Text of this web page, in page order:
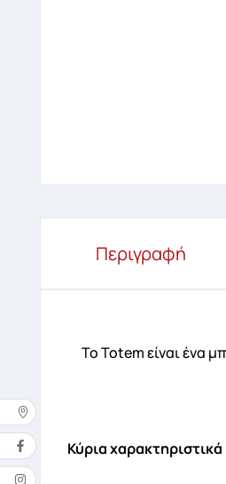
Περιγραφή
Το Totem είναι ένα
Κύρια χαρακτηριστικά